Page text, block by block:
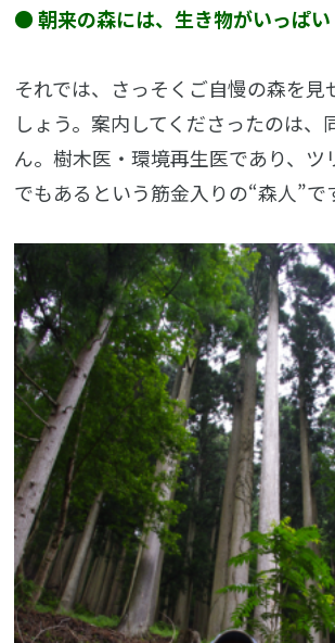
● 朝来の森には、生き物がいっぱい
それでは、さっそくご自慢の森を見
しょう。案内してくださったのは、
ん。樹木医・環境再生医であり、ツ
でもあるという筋金入りの“森人”で